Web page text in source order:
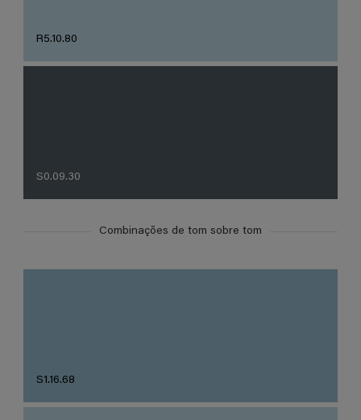
R5.10.80
S0.09.30
Combinações de tom sobre tom
S1.16.68